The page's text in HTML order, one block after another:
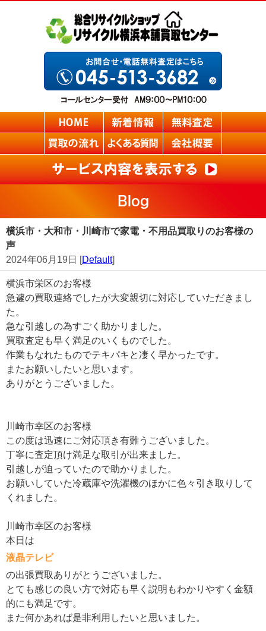
Blog
横浜市・大和市・川崎市で家電・不用品買取りのお客様の
声
2024年06月19日 [Default]
横浜市栄区のお客様
急遽の買取連絡でしたが大変親切に対応していただきまし
た。
急な引越しの為すごく助かりました。
買取査定も早く満足のいくものでした。
作業もなれたものでテキパキと凄く早かったです。
またお願いしたいと思います。
ありがとうございました。
川崎市幸区のお客様
この度は迅速にご対応頂き有難うございました。
丁寧に査定頂け満足な取引が出来ました。
引越しが迫っていたので助かりました。
お願いしていた冷蔵庫や洗濯機のほかに色々引き取りして
くれました。
川崎市幸区のお客様
本日は
液晶テレビ
の出張買取ありがとうございました。
とても感じの良い方で対応も早く説明もわかりやすく金額
的にも満足です。
また何かあれば是非利用したいと思いました。